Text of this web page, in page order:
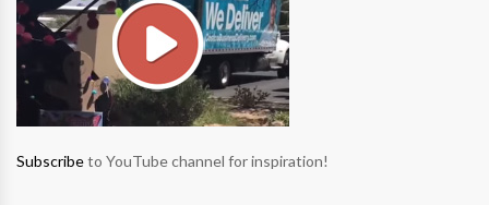
Subscribeto YouTube channel for inspiration!